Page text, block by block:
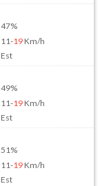
47%
11-19Km/h
Est
49%
11-19Km/h
Est
51%
11-19Km/h
Est